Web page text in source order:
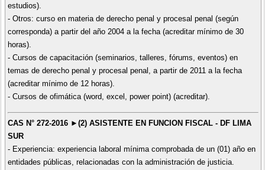
estudios).
- Otros: curso en materia de derecho penal y procesal penal (según
corresponda) a partir del año 2004 a la fecha (acreditar mínimo de 30
horas).
- Cursos de capacitación (seminarios, talleres, fórums, eventos) en
temas de derecho penal y procesal penal, a partir de 2011 a la fecha
(acreditar mínimo de 12 horas).
- Cursos de ofimática (word, excel, power point) (acreditar).
CAS N° 272-2016 ►(2) ASISTENTE EN FUNCION FISCAL - DF LIMA
SUR
- Experiencia: experiencia laboral mínima comprobada de un (01) año en
entidades públicas, relacionadas con la administración de justicia.